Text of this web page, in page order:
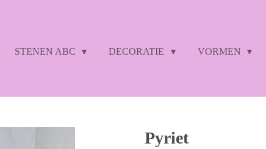
STENEN ABC DECORATIE VORMEN
Pyriet